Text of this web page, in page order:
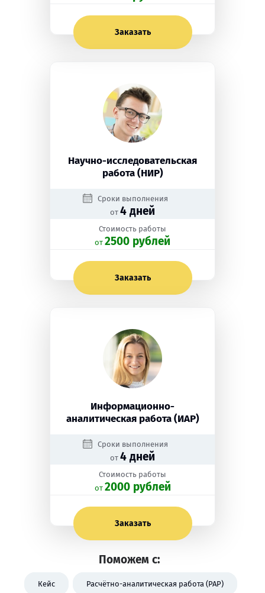
Заказать
Научно-исследовательская
работа (НИР)
Сроки выполнения
от 4 дней
Стоимость работы
oт 2500 рублей
Заказать
Информационно-
аналитическая работа (ИАР)
Сроки выполнения
от 4 дней
Стоимость работы
oт 2000 рублей
Заказать
Поможем с:
Кейс Расчётно-аналитическая работа (РАР)